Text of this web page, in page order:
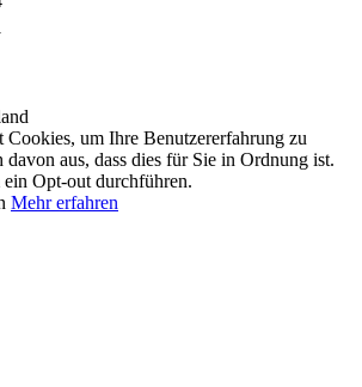
Cookies, um Ihre Benutzererfahrung zu
davon aus, dass dies für Sie in Ordnung ist.
ein Opt-out durchführen.
Mehr erfahren